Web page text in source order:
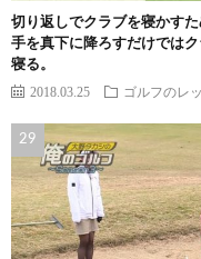
切り返しでクラブを寝かす
手を真下に降ろすだけでは
寝る。
2018.03.25 ゴルフのレ